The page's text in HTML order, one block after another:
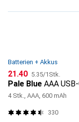
Batterien + Akkus
CHF
21.40 CHF
5.35/1Stk.
Pale Blue AAA
4 Stk., AAA, 600 mAh
330